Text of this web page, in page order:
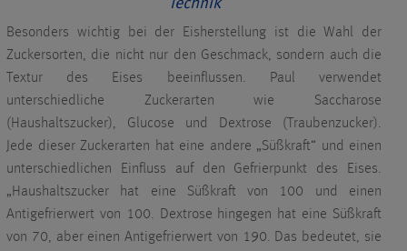
Technik
Besonders wichtig bei der Eisherstellung ist die Wahl der
Zuckersorten, die nicht nur den Geschmack, sondern auch die
Textur des Eises beeinflussen. Paul verwendet
unterschiedliche Zuckerarten wie Saccharose
(Haushaltszucker), Glucose und Dextrose (Traubenzucker).
Jede dieser Zuckerarten hat eine andere „Süßkraft“ und einen
unterschiedlichen Einfluss auf den Gefrierpunkt des Eises.
„Haushaltszucker hat eine Süßkraft von 100 und einen
Antigefrierwert von 100. Dextrose hingegen hat eine Süßkraft
von 70, aber einen Antigefrierwert von 190. Das bedeutet, sie